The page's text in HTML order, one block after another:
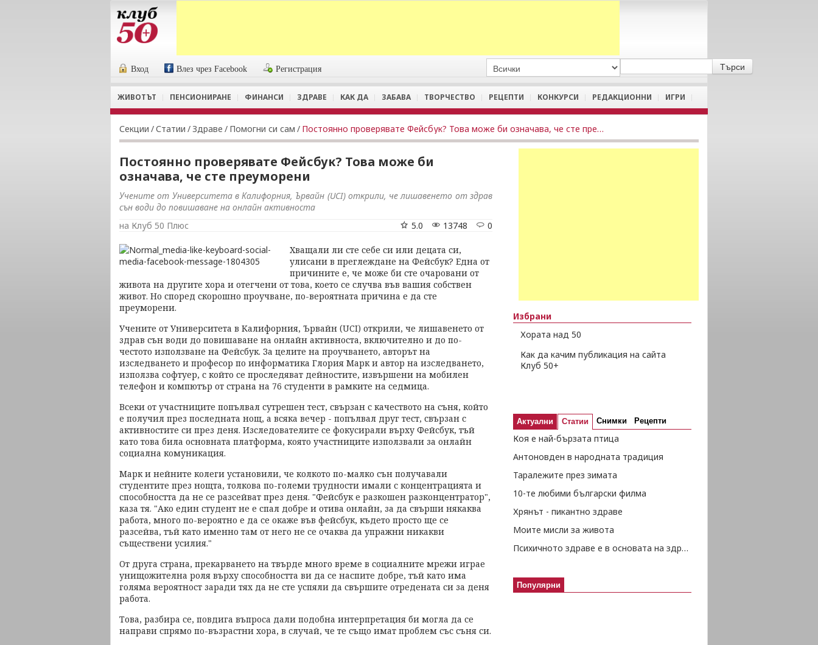
Вход Влез чрез Facebook Регистрация
ЖИВОТЪТ ПЕНСИОНИРАНЕ ФИНАНСИ ЗДРАВЕ КАК ДА ЗАБАВА ТВОРЧЕСТВО РЕЦЕПТИ КОНКУРСИ РЕДАКЦИОННИ ИГРИ
Секции /Статии / Здраве / Помогни си сам / Постоянно проверявате Фейсбук? Това може би означава, че сте преуморени
Постоянно проверявате Фейсбук? Това може би
означава, че сте преуморени
Учените от Университета в Калифорния, Ървайн (UCI) открили, че лишавенето от здрав
сън води до повишаване на онлайн активноста
на Клуб 50 Плюс
0
13748
5.0
Хващали ли сте себе си или децата си,
улисани в преглеждане на Фейсбук? Една от
причините е, че може би сте очаровани от
живота на другите хора и отегчени от това, което се случва във вашия собствен
живот. Но според скорошно проучване, по-вероятната причина е да сте
преуморени.
Учените от Университета в Калифорния, Ървайн (UCI) открили, че лишавенето от
здрав сън води до повишаване на онлайн активноста, включително и до по-
честото използване на Фейсбук. За целите на проучването, авторът на
изследването и професор по информатика Глория Марк и автор на изследването,
използва софтуер, с който се проследяват дейностите, извършени на мобилен
телефон и компютър от страна на 76 студенти в рамките на седмица.
Всеки от участниците попълвал сутрешен тест, свързан с качеството на съня, който
е получил през последната нощ, а всяка вечер - попълвал друг тест, свързан с
активностите си през деня. Изследователите се фокусирали върху Фейсбук, тъй
като това била основната платформа, която участниците използвали за онлайн
социална комуникация.
Марк и нейните колеги установили, че колкото по-малко сън получавали
студентите през нощта, толкова по-големи трудности имали с концентрацията и
способността да не се разсейват през деня. "Фейсбук е разкошен разконцентратор",
каза тя. "Ако един студент не е спал добре и отива онлайн, за да свърши някаква
работа, много по-вероятно е да се окаже във фейсбук, където просто ще се
разсейва, тъй като именно там от него не се очаква да упражни никакви
съществени усилия."
От друга страна, прекарването на твърде много време в социалните мрежи играе
унищожителна роля върху способността ви да се наспите добре, тъй като има
голяма вероятност заради тях да не сте успяли да свършите отредената си за деня
работа.
Това, разбира се, повдига въпроса дали подобна интерпретация би могла да се
направи спрямо по-възрастни хора, в случай, че те също имат проблем със съня си.
Избрани
Хората над 50
Как да качим публикация на сайта
Клуб 50+
Актуални Статии Снимки Рецепти
Коя е най-бързата птица
Антоновден в народната традиция
Таралежите през зимата
10-те любими български филма
Хрянът - пикантно здраве
Моите мисли за живота
Психичното здраве е в основата на здравето изобщо
Популярни